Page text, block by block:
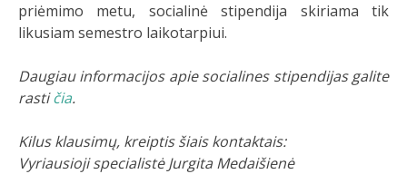
priėmimo metu, socialinė stipendija skiriama tik
likusiam semestro laikotarpiui.
Daugiau informacijos apie socialines stipendijas galite
rastičia.
Kilus klausimų, kreiptis šiais kontaktais:
Vyriausioji specialistė Jurgita Medaišienė